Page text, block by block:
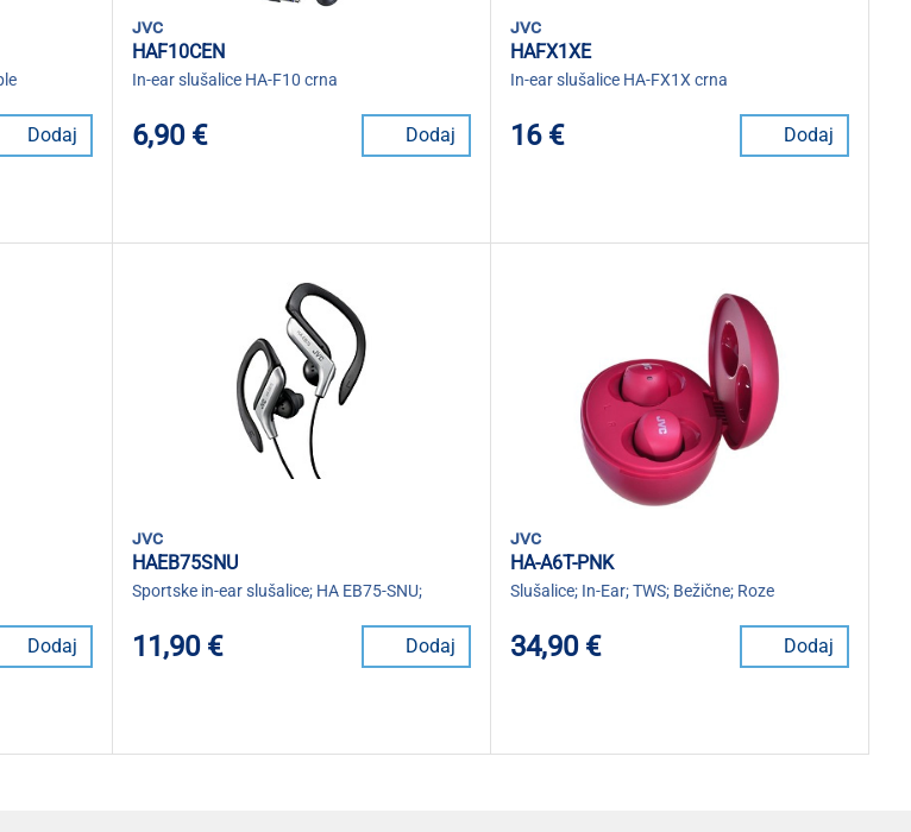
Dodaj
jvc
HAF10CEN
In-ear slušalice HA-F10 crna
6,90 € Dodaj
jvc
HAFX1XE
In-ear slušalice HA-FX1X crna
16 € Dodaj
Dodaj
jvc
HAEB75SNU
Sportske in-ear slušalice; HA EB75-SNU;
11,90 € Dodaj
jvc
HA-A6T-PNK
Slušalice; In-Ear; TWS; Bežične; Roze
34,90 € Dodaj